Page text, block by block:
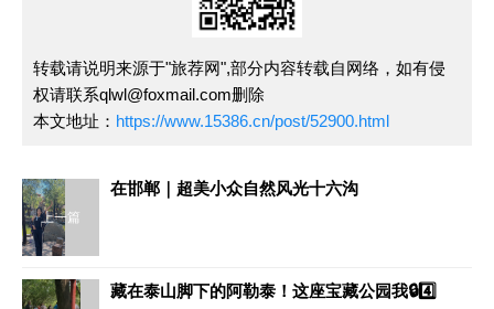
转载请说明来源于"旅荐网",部分内容转载自网络，如有侵
权请联系qlwl@foxmail.com删除
本文地址： https://www.15386.cn/post/52900.html
上一篇
在邯郸｜超美小众自然风光十六沟
藏在泰山脚下的阿勒泰！这座宝藏公园我🔒4️⃣